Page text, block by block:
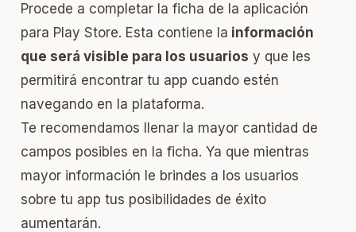
Procede a completar la ficha de la aplicación
para Play Store. Esta contiene la información
que será visible para los usuarios y que les
permitirá encontrar tu app cuando estén
navegando en la plataforma.
Te recomendamos llenar la mayor cantidad de
campos posibles en la ficha. Ya que mientras
mayor información le brindes a los usuarios
sobre tu app tus posibilidades de éxito
aumentarán.